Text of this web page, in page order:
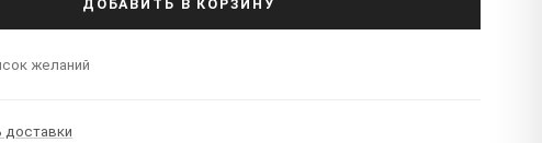
ДОБАВИТЬ В КОРЗИНУ
желаний
доставки